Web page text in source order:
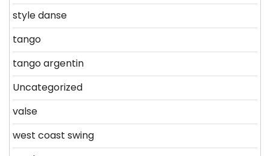
style danse
tango
tango argentin
Uncategorized
valse
west coast swing